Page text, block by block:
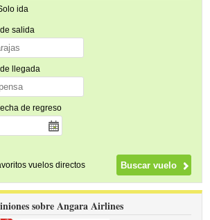
ida
salida
llegada
de regreso
vuelos directos
sobre Angara Airlines